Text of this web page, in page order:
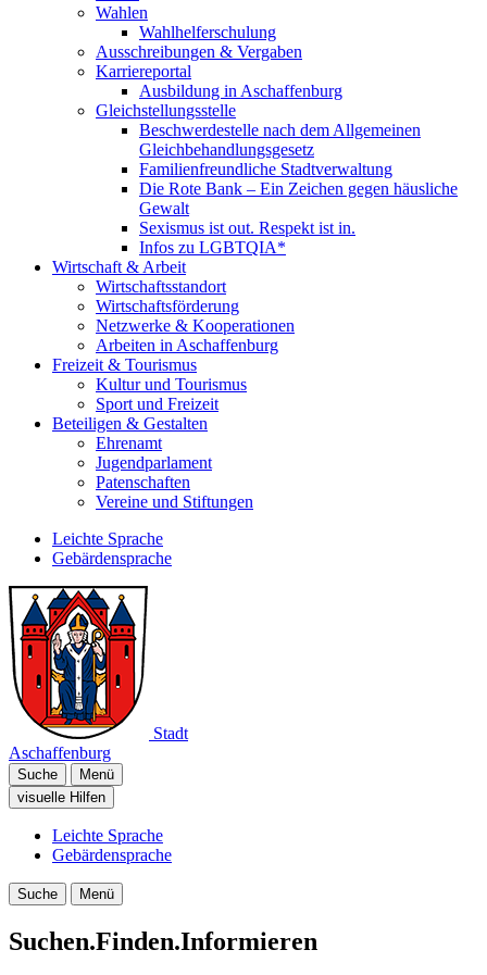
Wahlen
Wahlhelferschulung
Ausschreibungen & Vergaben
Karriereportal
Ausbildung in Aschaffenburg
Gleichstellungsstelle
Beschwerdestelle nach dem Allgemeinen
Gleichbehandlungsgesetz
Familienfreundliche Stadtverwaltung
Die Rote Bank – Ein Zeichen gegen häusliche
Gewalt
Sexismus ist out. Respekt ist in.
Infos zu LGBTQIA*
Wirtschaft & Arbeit
Wirtschaftsstandort
Wirtschaftsförderung
Netzwerke & Kooperationen
Arbeiten in Aschaffenburg
Freizeit & Tourismus
Kultur und Tourismus
Sport und Freizeit
Beteiligen & Gestalten
Ehrenamt
Jugendparlament
Patenschaften
Vereine und Stiftungen
Leichte Sprache
Gebärdensprache
Stadt
Aschaffenburg
Suche
Menü
visuelle Hilfen
Leichte Sprache
Gebärdensprache
Suche Menü
Suchen.Finden.Informieren